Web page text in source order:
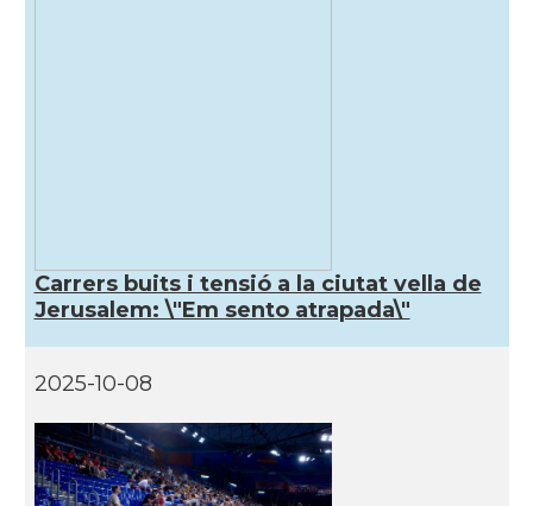
Carrers buits i tensió a la ciutat vella de
Jerusalem: \"Em sento atrapada\"
2025-10-08